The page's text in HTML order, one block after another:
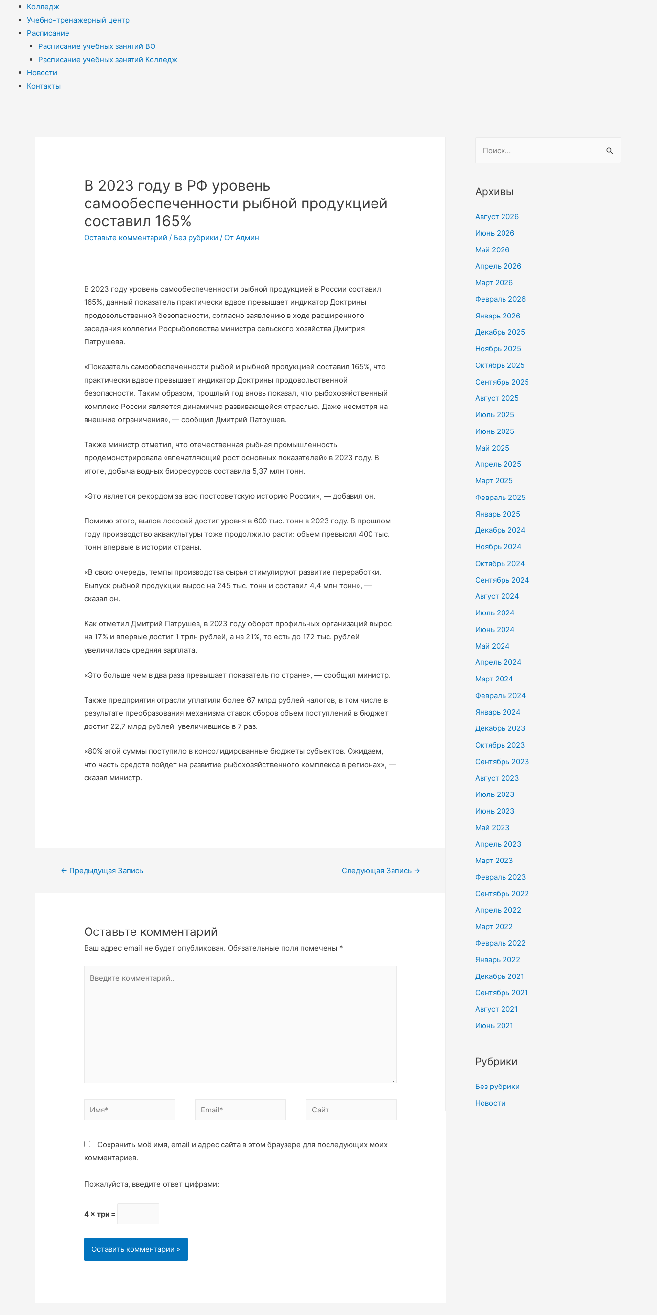
Колледж
Учебно-тренажерный центр
Расписание
Расписание учебных занятий ВО
Расписание учебных занятий Колледж
Новости
Контакты
В 2023 году в РФ уровень
самообеспеченности рыбной продукцией
составил 165%
Оставьте комментарий / Без рубрики / От Админ
В 2023 году уровень самообеспеченности рыбной продукцией в России составил
165%, данный показатель практически вдвое превышает индикатор Доктрины
продовольственной безопасности, согласно заявлению в ходе расширенного
заседания коллегии Росрыболовства министра сельского хозяйства Дмитрия
Патрушева.
«Показатель самообеспеченности рыбой и рыбной продукцией составил 165%, что
практически вдвое превышает индикатор Доктрины продовольственной
безопасности. Таким образом, прошлый год вновь показал, что рыбохозяйственный
комплекс России является динамично развивающейся отраслью. Даже несмотря на
внешние ограничения», — сообщил Дмитрий Патрушев.
Также министр отметил, что отечественная рыбная промышленность
продемонстрировала «впечатляющий рост основных показателей» в 2023 году. В
итоге, добыча водных биоресурсов составила 5,37 млн тонн.
«Это является рекордом за всю постсоветскую историю России», — добавил он.
Помимо этого, вылов лососей достиг уровня в 600 тыс. тонн в 2023 году. В прошлом
году производство аквакультуры тоже продолжило расти: объем превысил 400 тыс.
тонн впервые в истории страны.
«В свою очередь, темпы производства сырья стимулируют развитие переработки.
Выпуск рыбной продукции вырос на 245 тыс. тонн и составил 4,4 млн тонн», —
сказал он.
Как отметил Дмитрий Патрушев, в 2023 году оборот профильных организаций вырос
на 17% и впервые достиг 1 трлн рублей, а на 21%, то есть до 172 тыс. рублей
увеличилась средняя зарплата.
«Это больше чем в два раза превышает показатель по стране», — сообщил министр.
Также предприятия отрасли уплатили более 67 млрд рублей налогов, в том числе в
результате преобразования механизма ставок сборов объем поступлений в бюджет
достиг 22,7 млрд рублей, увеличившись в 7 раз.
«80% этой суммы поступило в консолидированные бюджеты субъектов. Ожидаем,
что часть средств пойдет на развитие рыбохозяйственного комплекса в регионах», —
сказал министр.
← Предыдущая Запись Следующая Запись →
Оставьте комментарий
Ваш адрес email не будет опубликован. Обязательные поля помечены *
Сохранить моё имя, email и адрес сайта в этом браузере для последующих моих
комментариев.
Пожалуйста, введите ответ цифрами:
4 × три =
Архивы
Август 2026
Июнь 2026
Май 2026
Апрель 2026
Март 2026
Февраль 2026
Январь 2026
Декабрь 2025
Ноябрь 2025
Октябрь 2025
Сентябрь 2025
Август 2025
Июль 2025
Июнь 2025
Май 2025
Апрель 2025
Март 2025
Февраль 2025
Январь 2025
Декабрь 2024
Ноябрь 2024
Октябрь 2024
Сентябрь 2024
Август 2024
Июль 2024
Июнь 2024
Май 2024
Апрель 2024
Март 2024
Февраль 2024
Январь 2024
Декабрь 2023
Октябрь 2023
Сентябрь 2023
Август 2023
Июль 2023
Июнь 2023
Май 2023
Апрель 2023
Март 2023
Февраль 2023
Сентябрь 2022
Апрель 2022
Март 2022
Февраль 2022
Январь 2022
Декабрь 2021
Сентябрь 2021
Август 2021
Июнь 2021
Рубрики
Без рубрики
Новости